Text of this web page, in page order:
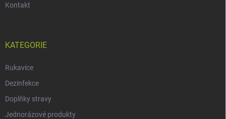
Kontakt
KATEGORIE
Rukavice
Dezinfekce
Doplňky stravy
Jednorázové produkty